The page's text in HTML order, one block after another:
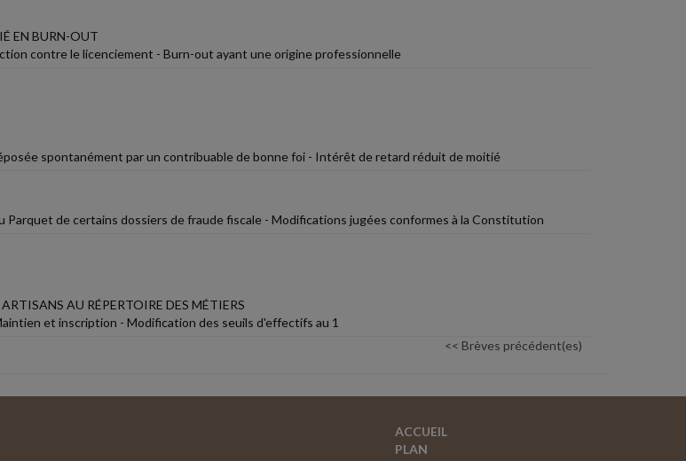
EN BURN-OUT
contre le licenciement - Burn-out ayant une origine professionnelle
spontanément par un contribuable de bonne foi - Intérêt de retard réduit de moitié
Parquet de certains dossiers de fraude fiscale - Modifications jugées conformes à la Constitution
AU RÉPERTOIRE DES MÉTIERS
et inscription - Modification des seuils d'effectifs au 1
<< Brèves précédent(es)
ACCUEIL
PLAN